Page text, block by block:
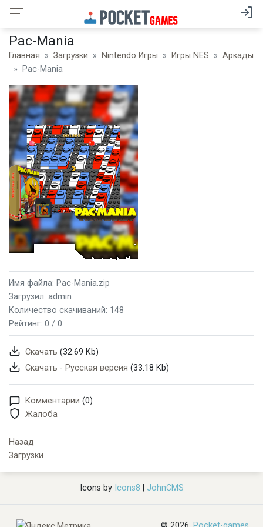
Pac-Mania
Главная Загрузки Nintendo Игры Игры NES
Аркады
Pac-Mania
Имя файла: Pac-Mania.zip
Загрузил: admin
Количество скачиваний: 148
Рейтинг: 0 / 0
Скачать (32.69 Kb)
Скачать - Русская версия (33.18 Kb)
Комментарии (0)
Жалоба
Назад
Загрузки
Icons byIcons8 JohnCMS